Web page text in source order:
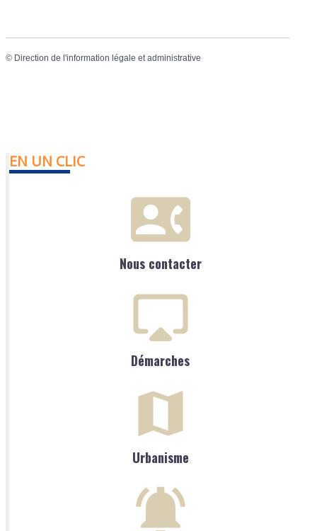
© Direction de l'information légale et administrative
EN UN CLIC
Nous contacter
Démarches
Urbanisme